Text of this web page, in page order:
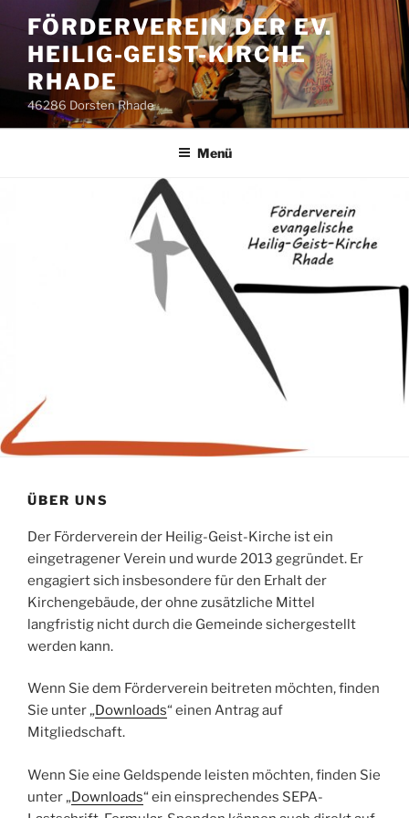
Inhalt
springen
FÖRDERVEREIN DER EV.
HEILIG-GEIST-KIRCHE
RHADE
46286 Dorsten Rhade
Menü
ÜBER UNS
Der Förderverein der Heilig-Geist-Kirche ist ein
eingetragener Verein und wurde 2013 gegründet. Er
engagiert sich insbesondere für den Erhalt der
Kirchengebäude, der ohne zusätzliche Mittel
langfristig nicht durch die Gemeinde sichergestellt
werden kann.
Wenn Sie dem Förderverein beitreten möchten, finden
Sie unter „Downloads“ einen Antrag auf
Mitgliedschaft.
Wenn Sie eine Geldspende leisten möchten, finden Sie
unter „Downloads“ ein einsprechendes SEPA-